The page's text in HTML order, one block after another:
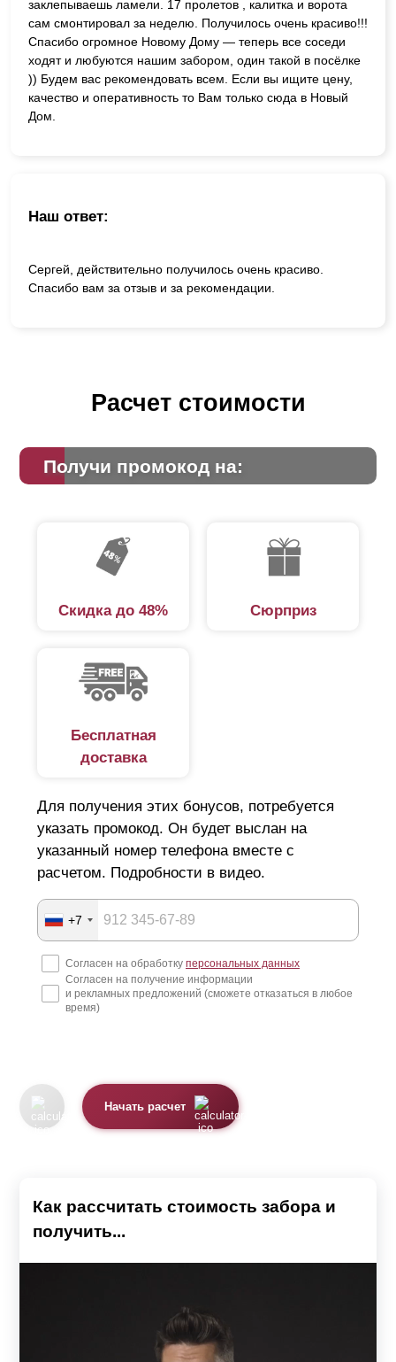
заклепываешь ламели. 17 пролетов , калитка и ворота
сам смонтировал за неделю. Получилось очень красиво!!!
Спасибо огромное Новому Дому — теперь все соседи
ходят и любуются нашим забором, один такой в посёлке
)) Будем вас рекомендовать всем. Если вы ищите цену,
качество и оперативность то Вам только сюда в Новый
Дом.
Наш ответ:
Сергей, действительно получилось очень красиво.
Спасибо вам за отзыв и за рекомендации.
Расчет стоимости
Получи промокод на:
Скидка до 48% Сюрприз
Бесплатная
доставка
Для получения этих бонусов, потребуется
указать промокод. Он будет выслан на
указанный номер телефона вместе с
расчетом. Подробности в видео.
+7
Согласен на обработку персональных данных
Согласен на получение информации
и рекламных предложений (сможете отказаться в любое
время)
Начать расчет
Как рассчитать стоимость забора и
получить...